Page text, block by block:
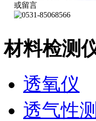
材料检测
透氧仪
透气性